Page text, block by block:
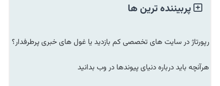
پربیننده ترین ها
رپورتاژ در سایت های تخصصی کم بازدید یا غول های خبری پرطرفدار؟
هرآنچه باید درباره دنیای پیوندها در وب بدانید